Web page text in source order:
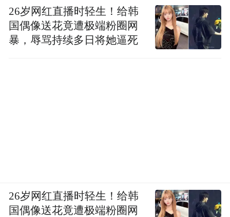
26岁网红直播时轻生！给韩
国偶像送花竟遭极端粉圈网
暴，辱骂持续多日将她逼死
26岁网红直播时轻生！给韩
国偶像送花竟遭极端粉圈网